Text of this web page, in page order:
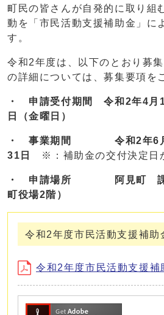
町民の皆さんが自発的に取り組
動を「市民活動支援補助金」に
す。
令和2年度は、以下のとおり募
の詳細については、募集要項を
・ 申請受付期間 令和2年4月
日（金曜日）
・ 事業期間 令和2年6
31日 ※：補助金の交付決定日
・ 申請場所 阿見町 課
町役場2階）
令和2年度市民活動支援補
令和2年度市民活動支援